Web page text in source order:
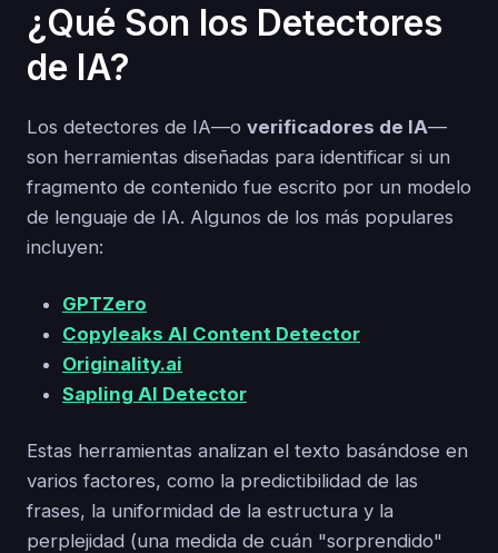
¿Qué Son los Detectores
de IA?
Los detectores de IA—o verificadores de IA—
son herramientas diseñadas para identificar si un
fragmento de contenido fue escrito por un modelo
de lenguaje de IA. Algunos de los más populares
incluyen:
GPTZero
Copyleaks AI Content Detector
Originality.ai
Sapling AI Detector
Estas herramientas analizan el texto basándose en
varios factores, como la predictibilidad de las
frases, la uniformidad de la estructura y la
perplejidad (una medida de cuán "sorprendido"